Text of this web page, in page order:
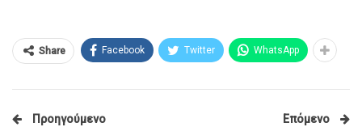
Share Facebook Twitter WhatsApp
Προηγούμενο
Επόμενο